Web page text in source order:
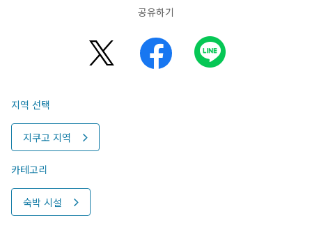
공유하기
지역 선택
지쿠고 지역
카테고리
숙박 시설